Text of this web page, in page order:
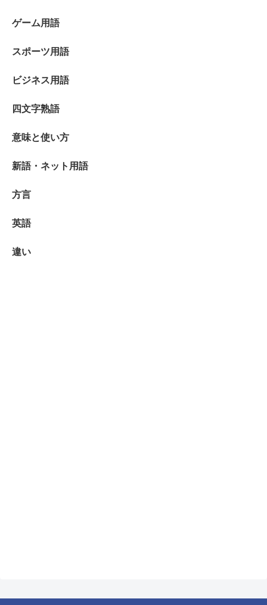
ゲーム用語
スポーツ用語
ビジネス用語
四文字熟語
意味と使い方
新語・ネット用語
方言
英語
違い